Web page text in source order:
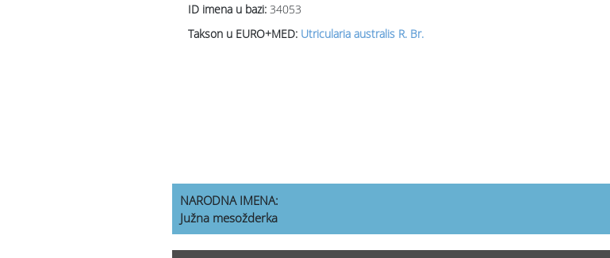
ID imena u bazi: 34053
Takson u EURO+MED: Utricularia australis R. Br.
NARODNA IMENA:
Južna mesožderka